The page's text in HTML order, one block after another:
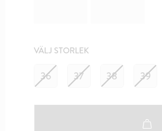
VÄLJ STORLEK
36 37 38 39